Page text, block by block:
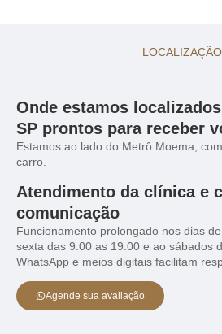
LOCALIZAÇÃO
Onde estamos
SP prontos para receber
Estamos ao lado do Metrô Moema,
carro.
Atendimento da clínica e
comunicação
Funcionamento prolongado nos dias
sexta das 9:00 as 19:00 e ao sábados
WhatsApp e meios digitais facilitam
Agende sua avaliação